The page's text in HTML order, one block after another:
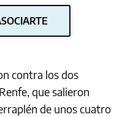
contra los dos
que salieron
de unos cuatro